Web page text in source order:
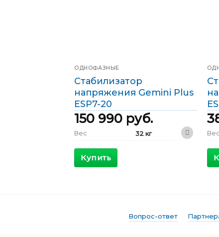
ОДНОФАЗНЫЕ
Стабилизатор
напряжения Gemini Plus
ESP7-20
150 990 руб.
Вес 32 кг
Габариты
Купить
Вес
Вопрос-ответ